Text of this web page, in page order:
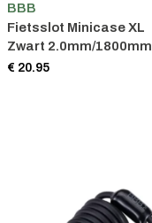
BBB
Fietsslot Minicase XL
Zwart 2.0mm/1800mm
€ 20.95